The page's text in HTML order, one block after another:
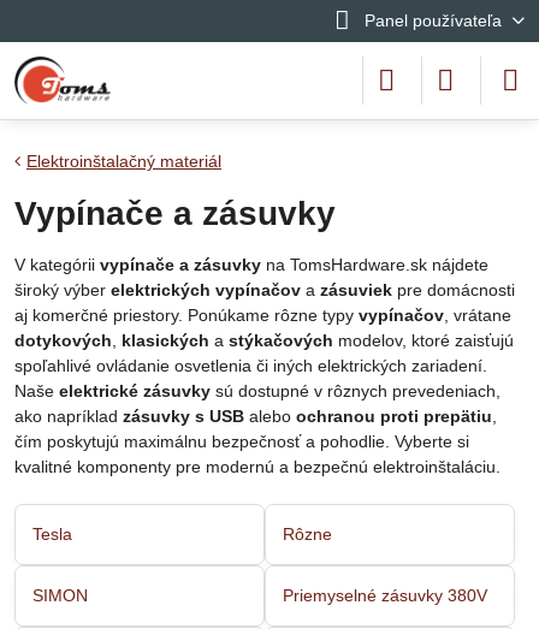
Panel používateľa
Elektroinštalačný materiál
Vypínače a zásuvky
V kategórii vypínače a zásuvky na TomsHardware.sk nájdete
široký výber elektrických vypínačov a zásuviek pre domácnosti
aj komerčné priestory. Ponúkame rôzne typy vypínačov , vrátane
dotykových
klasických a stýkačových modelov, ktoré zaisťujú
spoľahlivé ovládanie osvetlenia či iných elektrických zariadení.
Naše elektrické zásuvky sú dostupné v rôznych prevedeniach,
ako napríklad zásuvky s USB alebo ochranou proti prepätiu
čím poskytujú maximálnu bezpečnosť a pohodlie. Vyberte si
kvalitné komponenty pre modernú a bezpečnú elektroinštaláciu.
Tesla Rôzne
SIMON Priemyselné zásuvky 380V